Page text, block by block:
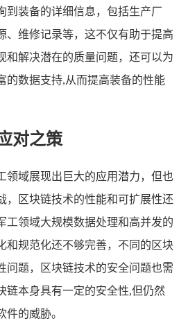
到装备的详细信息，包括生产厂
、维修记录等，这不仅有助于提高
和解决潜在的质量问题，还可以为
的数据支持,从而提高装备的性能
对之策
领域展现出巨大的应用潜力，但也
，区块链技术的性能和可扩展性还
工领域大规模数据处理和高并发的
和规范化还不够完善，不同的区块
问题，区块链技术的安全问题也需
链本身具有一定的安全性,但仍然
的威胁。